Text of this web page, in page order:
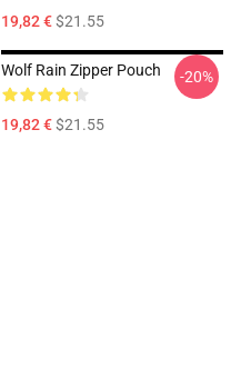
19,82 €$21.55
Wolf Rain Zipper Pouch
19,82 €$21.55
-20%